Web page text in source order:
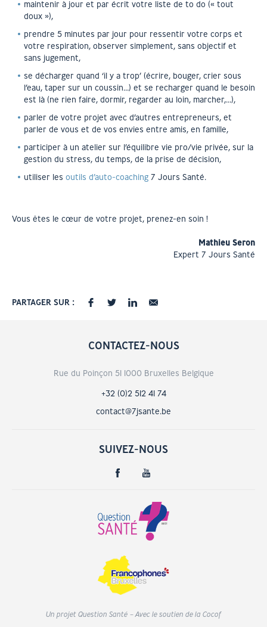
maintenir à jour et par écrit votre liste de to do (« tout
doux »),
prendre 5 minutes par jour pour ressentir votre corps et
votre respiration, observer simplement, sans objectif et
sans jugement,
se décharger quand ‘il y a trop’ (écrire, bouger, crier sous
l’eau, taper sur un coussin…) et se recharger quand le besoin
est là (ne rien faire, dormir, regarder au loin, marcher,…),
parler de votre projet avec d’autres entrepreneurs, et
parler de vous et de vos envies entre amis, en famille,
participer à un atelier sur l’équilibre vie pro/vie privée, sur la
gestion du stress, du temps, de la prise de décision,
utiliser les outils d’auto-coaching 7 Jours Santé.
Vous êtes le cœur de votre projet, prenez-en soin !
Mathieu Seron
Expert 7 Jours Santé
PARTAGER SUR :
CONTACTEZ-NOUS
Rue du Poinçon 51 1000 Bruxelles Belgique
+32 (0)2 512 41 74
contact@7jsante.be
SUIVEZ-NOUS
Un projet Question Santé – Avec le soutien de la Cocof